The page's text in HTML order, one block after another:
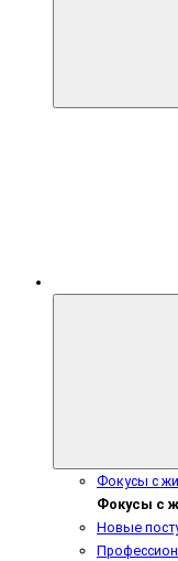
Фокусы с
Фокусы с
Новые